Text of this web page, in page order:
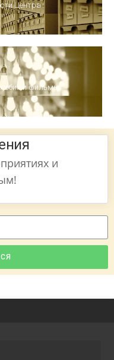
Центра
и фильмы
и